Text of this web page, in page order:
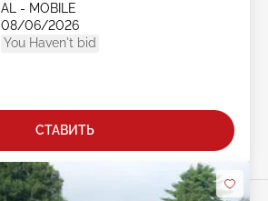
AL - MOBILE
08/06/2026
You Haven't bid
СТАВИТЬ